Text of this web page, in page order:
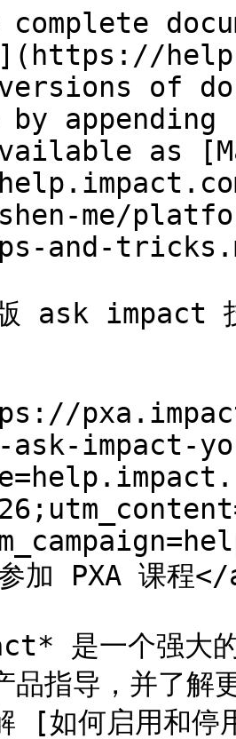
versions of
as
me/
and-
ask impact
ask-impact-
加 PXA 课程</
是一个强大的
品指导，并了解
[如何启用和